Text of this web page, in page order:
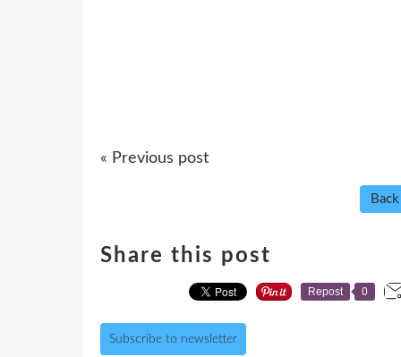
« Previous post
Share this post
Repost 0
Subscribe to newsletter